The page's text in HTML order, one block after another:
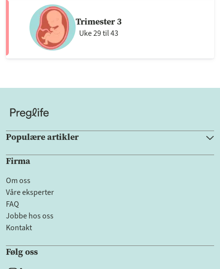
Trimester 3
Uke 29 til 43
Populære artikler
Firma
Om oss
Våre eksperter
FAQ
Jobbe hos oss
Kontakt
Følg oss